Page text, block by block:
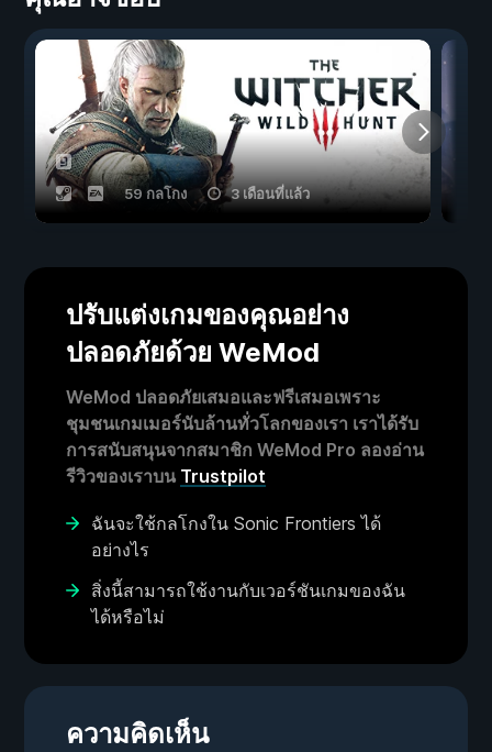
59 กลโกง 3 เดือนที่แล้ว
ปรับแต่งเกมของคุณอย่าง
ปลอดภัยด้วย WeMod
WeMod ปลอดภัยเสมอและฟรีเสมอเพราะ
ชุมชนเกมเมอร์นับล้านทั่วโลกของเรา เราได้รับ
การสนับสนุนจากสมาชิก WeMod Pro ลองอ่าน
รีวิวของเราบน Trustpilot
ฉันจะใช้กลโกงใน Sonic Frontiers ได้
อย่างไร
สิ่งนี้สามารถใช้งานกับเวอร์ชันเกมของฉัน
ได้หรือไม่
ความคิดเห็น